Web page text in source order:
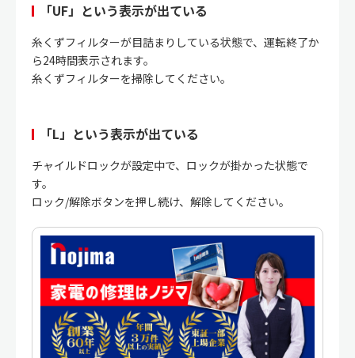
「UF」という表示が出ている
糸くずフィルターが目詰まりしている状態で、運転終了か
ら24時間表示されます。
糸くずフィルターを掃除してください。
「L」という表示が出ている
チャイルドロックが設定中で、ロックが掛かった状態で
す。
ロック/解除ボタンを押し続け、解除してください。